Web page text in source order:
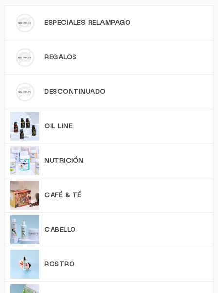
ESPECIALES RELAMPAGO
REGALOS
DESCONTINUADO
OIL LINE
NUTRICIÓN
CAFÉ & TÉ
CABELLO
ROSTRO